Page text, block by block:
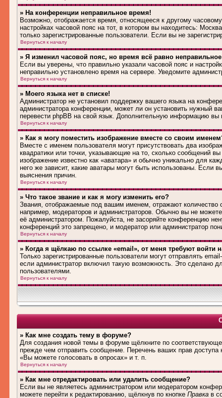
» На конференции неправильное время!
Возможно, отображается время, относящееся к другому
настройках часовой пояс на тот, в котором вы находитесь:
только зарегистрированные пользователи. Если вы не
Вернуться к началу
» Я изменил часовой пояс, но время всё равно
Если вы уверены, что правильно указали часовой пояс и
неправильно установлено время на сервере. Уведомите
Вернуться к началу
» Моего языка нет в списке!
Администратор не установил поддержку вашего языка на
администратора конференции, может ли он установить нужный
перевести phpBB на свой язык. Дополнительную информацию вы
Вернуться к началу
» Как я могу поместить изображение вместе со своим
Вместе с именем пользователя могут присутствовать два
квадратики или точки, указывающие на то, сколько сообщений
изображение известно как «аватара» и обычно уникально для
него же зависит, какие аватары могут быть использованы. Если
выяснения причин.
Вернуться к началу
» Что такое звание и как я могу изменить его?
Звания, отображаемые под вашим именем, отражают
например, модераторов и администраторов. Обычно вы не
её администратором. Пожалуйста, не засоряйте конференцию
конференций это запрещено, и модератор или администратор
Вернуться к началу
» Когда я щёлкаю по ссылке «email», от меня требуют войти
Только зарегистрированные пользователи могут отправлять
если администратор включил такую возможность. Это сделано
пользователями.
Вернуться к началу
» Как мне создать тему в форуме?
Для создания новой темы в форуме щёлкните по
прежде чем отправить сообщение. Перечень ваших прав
«Вы можете голосовать в опросах» и т. п.
Вернуться к началу
» Как мне отредактировать или удалить сообщение?
Если вы не являетесь администратором или модератором
можете перейти к редактированию, щёлкнув по кнопке Правка в